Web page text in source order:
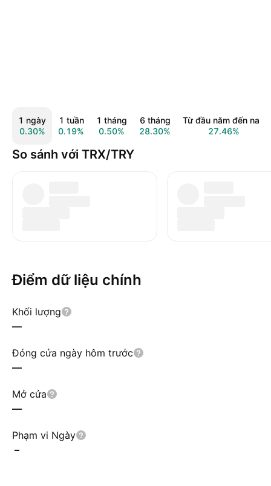
1 ngày
0.30%
1 tuần
0.19%
1 tháng
0.50%
6 tháng
28.30%
Từ đầu năm đến nay
27.46%
So sánh với TRX/TRY
Điểm dữ liệu chính
Khối lượng
—
Đóng cửa ngày hôm trước
—
Mở cửa
—
Phạm vi Ngày
–